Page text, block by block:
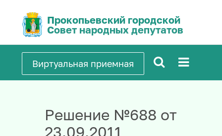
Прокопьевский городской
Совет народных депутатов
Виртуальная приемная
Решение №688 от
23.09.2011